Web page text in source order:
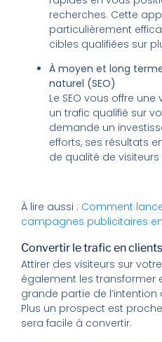
recherches. Cette
particulièrement
cibles qualifiées sur
À moyen et long
naturel (SEO)
Le SEO vous offre
un trafic qualifié sur
demande un
efforts, ses résultats
de qualité de
À lire aussi : Comment
campagnes publicitaires
Convertir le trafic en clients
Attirer des visiteurs sur
également les transformer
grande partie de l’intention
Plus un prospect est
sera facile à convertir.